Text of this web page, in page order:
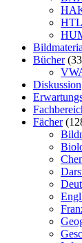
HTL
Bücher
Diskussion
Fächer